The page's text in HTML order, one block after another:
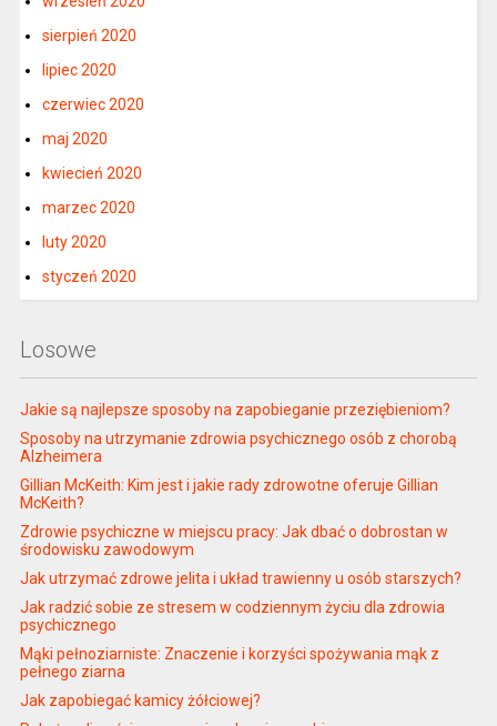
sierpień 2020
lipiec 2020
czerwiec 2020
maj 2020
kwiecień 2020
marzec 2020
luty 2020
styczeń 2020
Losowe
Jakie są najlepsze sposoby na zapobieganie przeziębieniom?
Sposoby na utrzymanie zdrowia psychicznego osób z chorobą
Alzheimera
Gillian McKeith: Kim jest i jakie rady zdrowotne oferuje Gillian
McKeith?
Zdrowie psychiczne w miejscu pracy: Jak dbać o dobrostan w
środowisku zawodowym
Jak utrzymać zdrowe jelita i układ trawienny u osób starszych?
Jak radzić sobie ze stresem w codziennym życiu dla zdrowia
psychicznego
Mąki pełnoziarniste: Znaczenie i korzyści spożywania mąk z
pełnego ziarna
Jak zapobiegać kamicy żółciowej?